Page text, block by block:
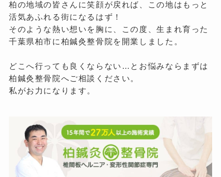
柏の地域の皆さんに笑顔が戻れば、この地はもっと
活気あふれる街になるはず！
そのような熱い想いを胸に、この度、生まれ育った
千葉県柏市に柏鍼灸整骨院を開業しました。
どこへ行っても良くならない…とお悩みならまずは
柏鍼灸整骨院へご相談ください。
私がお力になります。